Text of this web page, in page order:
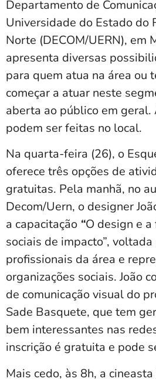
Departamento de
Universidade do Estado do
Norte (DECOM/UERN), em
apresenta diversas
para quem atua na área ou
começar a atuar neste
aberta ao público em geral.
podem ser feitas no local.
Na quarta-feira (26), o
oferece três opções de
gratuitas. Pela manhã, no
Decom/Uern, o designer
a capacitação “O design e
sociais de impacto”,
profissionais da área e
organizações sociais. João
de comunicação visual do
Sade Basquete, que tem
bem interessantes nas
inscrição é gratuita e pode
Mais cedo, às 8h, a